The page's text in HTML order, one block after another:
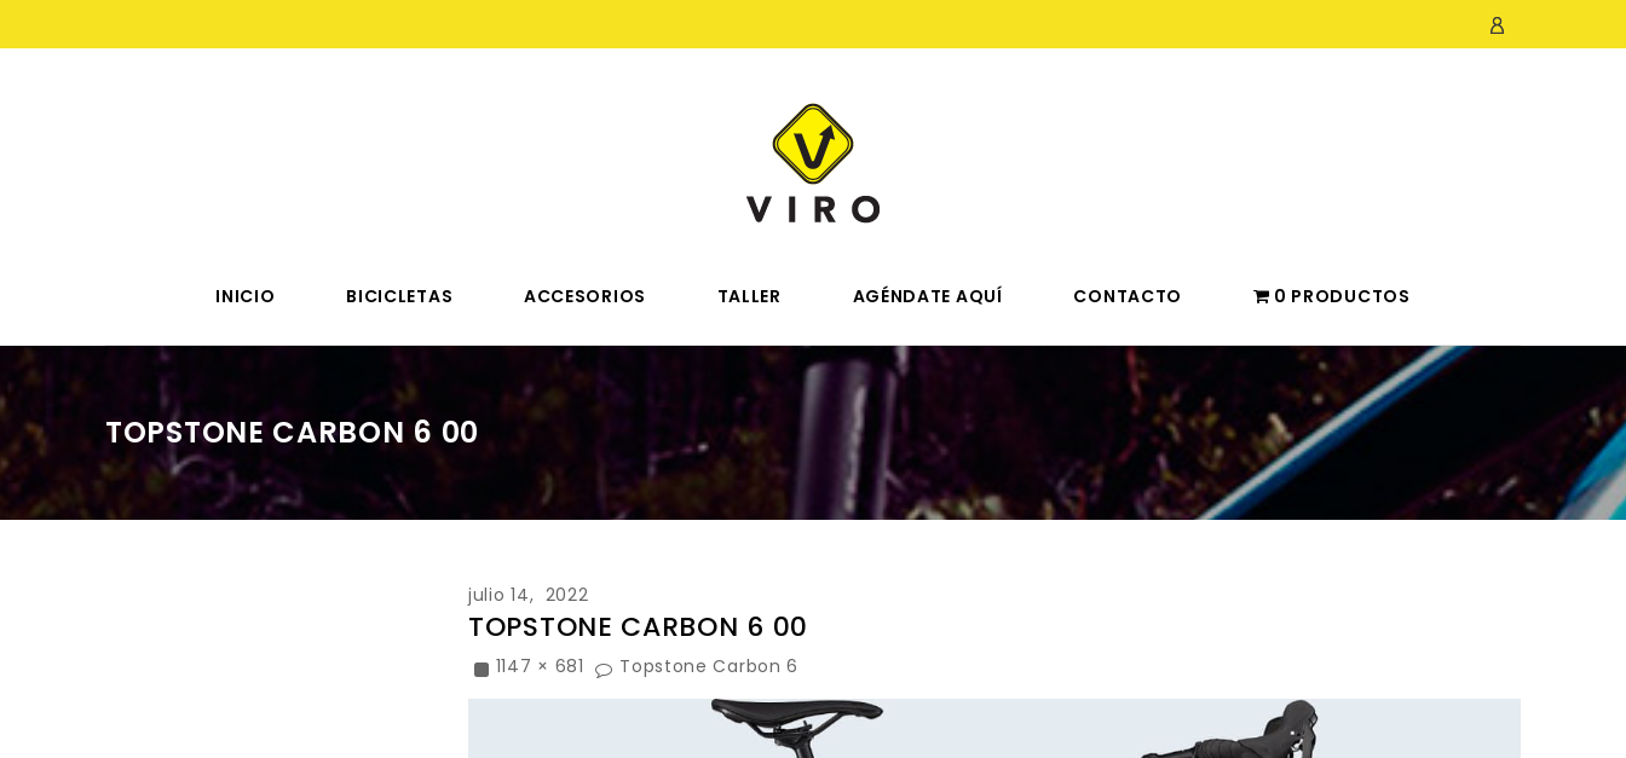
INICIO BICICLETAS ACCESORIOS TALLER AGÉNDATE AQUÍ CONTACTO 0 PRODUCTOS
TOPSTONE CARBON 6 00
julio 14, 2022
TOPSTONE CARBON 6 00
1147 × 681 Topstone Carbon 6